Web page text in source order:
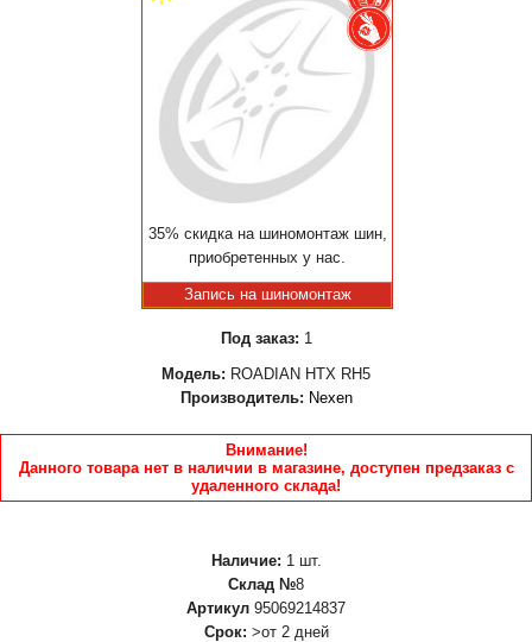
35% скидка на шиномонтаж шин,
приобретенных у нас.
Запись на шиномонтаж
Под заказ: 1
Модель: ROADIAN HTX RH5
Производитель: Nexen
Внимание!
Данного товара нет в наличии в магазине, доступен предзаказ с
удаленного склада!
Наличие: 1 шт.
Склад №8
Артикул 95069214837
Срок: >от 2 дней